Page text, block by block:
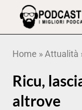
Home » Attualità
Ricu,
altrove